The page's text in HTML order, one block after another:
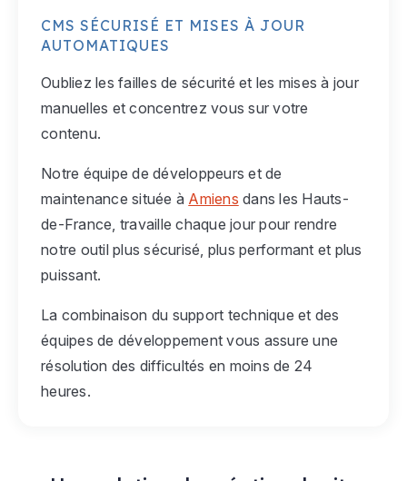
CMS SÉCURISÉ ET MISES À JOUR
AUTOMATIQUES
Oubliez les failles de sécurité et les mises à jour
manuelles et concentrez vous sur votre
contenu.
Notre équipe de développeurs et de
maintenance située à Amiens dans les Hauts-
de-France, travaille chaque jour pour rendre
notre outil plus sécurisé, plus performant et plus
puissant.
La combinaison du support technique et des
équipes de développement vous assure une
résolution des difficultés en moins de 24
heures.